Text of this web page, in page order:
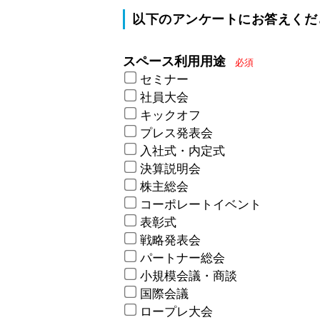
以下のアンケートにお答えく
スペース利用用途 必須
セミナー
社員大会
キックオフ
プレス発表会
入社式・内定式
決算説明会
株主総会
コーポレートイベント
表彰式
戦略発表会
パートナー総会
小規模会議・商談
国際会議
ロープレ大会